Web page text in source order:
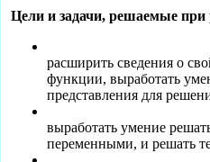
Цели и задачи, решаемые
расширить сведения о
функции, выработать
представления для
выработать умение
переменными, и решать